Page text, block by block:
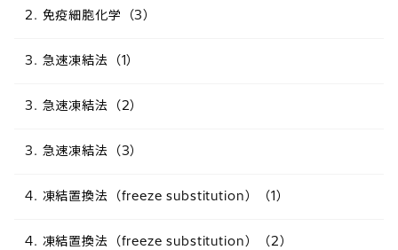
2. 免疫細胞化学（3）
3. 急速凍結法（1）
3. 急速凍結法（2）
3. 急速凍結法（3）
4. 凍結置換法（freeze substitution）（1）
4. 凍結置換法（freeze substitution）（2）